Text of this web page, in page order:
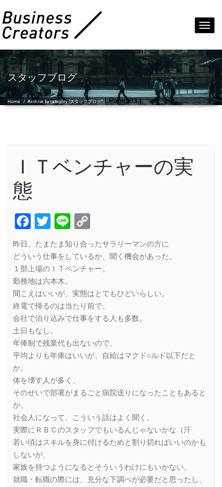
スタッフブログ
Home /Archive by category "スタッフブログ"( Page293 )
ＩＴベンチャーの実
態
Facebook
Twitter
Line
Link
昨日、たまたま知り合ったサラリーマンの方に
どういう仕事をしているか、聞く機会があった。
１部上場のＩＴベンチャー。
勤務地は六本木。
聞こえはいいが、実態はとてもひどいらしい。
終電で帰るのは当たり前で、
会社で泊り込みで仕事をする人も多数。
土日もなし。
年俸制で残業代も出ないので、
平均よりも年俸はいいが、自給はマクド○ルド以下だと
か。
体を壊す人が多く、
そのせいで部署がまるごと病院送りになったこともあると
か。
社会人になって、こういう話はよく聞く。
実際にＲＢＣのスタッフでもいるんじゃないかな（汗
若い頃はスキルを身に付けるためと割り切ればいいのかも
しないが、
家族を持つようになるとそういうわけにもいかない。
就職・転職の際には、充分な下調べが必要だと思ったし、